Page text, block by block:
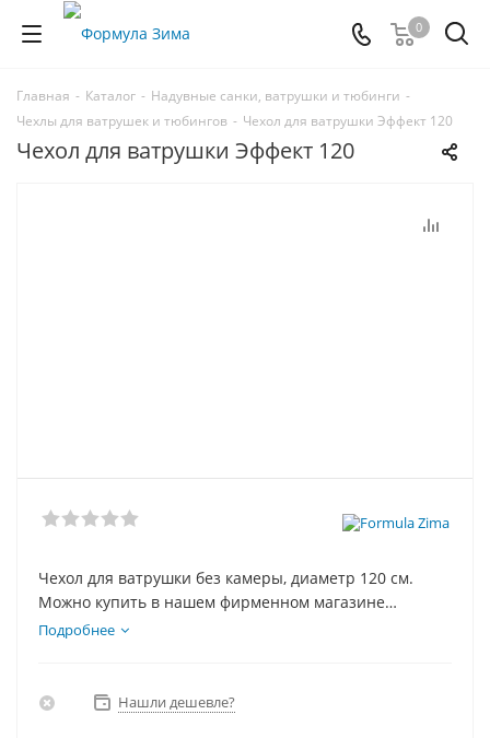
0
Главная - Каталог - Надувные санки, ватрушки и тюбинги -
Чехлы для ватрушек и тюбингов - Чехол для ватрушки Эффект 120
Чехол для ватрушки Эффект 120
Чехол для ватрушки без камеры, диаметр 120 см.
Можно купить в нашем фирменном магазине
(самовывоз в день заказа) или заказать доставку.
Подробнее
Нашли дешевле?